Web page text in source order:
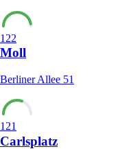
122
Moll
Berliner Allee 51
121
Carlsplatz